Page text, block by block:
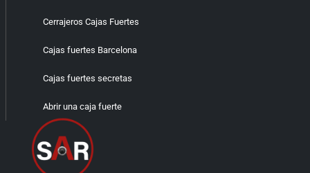
Cerrajeros Cajas Fuertes
Cajas fuertes Barcelona
Cajas fuertes secretas
Abrir una caja fuerte